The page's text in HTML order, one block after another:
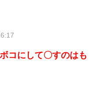
コにして〇すのはも